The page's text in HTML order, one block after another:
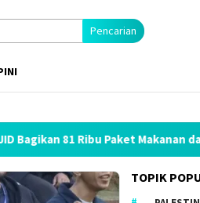
Pencarian
81 Ribu Paket Makanan dan
TOPIK